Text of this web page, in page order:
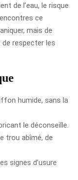
de l’eau, le risque
ce
mais de
de respecter les
humide, sans la
le déconseille.
trou abîmé, de
signes d’usure